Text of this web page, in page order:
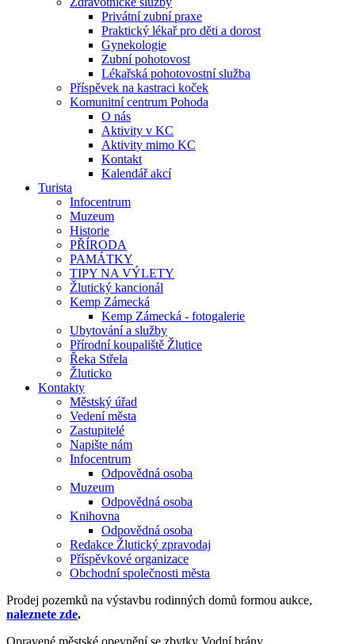
Privátní zubní praxe
Praktický lékař pro děti a dorost
Gynekologie
Zubní pohotovost
Lékařská pohotovostní služba
Příspěvek na kastraci koček
Komunitní centrum Pohoda
O nás
Aktivity v KC
Aktivity mimo KC
Kontakt
Kalendář akcí
Turista
Infocentrum
Muzeum
Historie
PŘÍRODA
PAMÁTKY
TIPY NA VÝLETY
Žlutický kancionál
Kemp Zámecká
Kemp Zámecká - fotogalerie
Ubytování a služby
Přírodní koupaliště Žlutice
Řeka Střela
Žluticko
Kontakty
Městský úřad
Vedení města
Zastupitelé
Napište nám
Infocentrum
Odpovědná osoba
Muzeum
Odpovědná osoba
Knihovna
Odpovědná osoba
Redakce Žlutický zpravodaj
Příspěvkové organizace
Obchodní společnosti města
Prodej pozemků na výstavbu rodinných domů formou aukce,
naleznete zde.
Opravené městské opevnění se zbytky Vodní brány